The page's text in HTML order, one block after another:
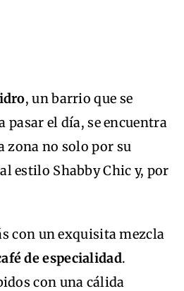
, un barrio que se
el día, se encuentra
zona no solo por su
estilo Shabby Chic y, por
con un exquisita mezcla
de especialidad.
con una cálida